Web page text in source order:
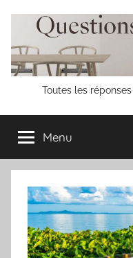
contenu
Questions
Maison
Toutes les
Menu